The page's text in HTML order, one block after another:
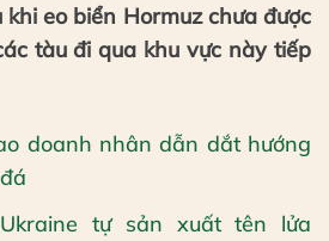
eo biển Hormuz chưa được
tàu đi qua khu vực này tiếp
doanh nhân dẫn dắt hướng
tự sản xuất tên lửa